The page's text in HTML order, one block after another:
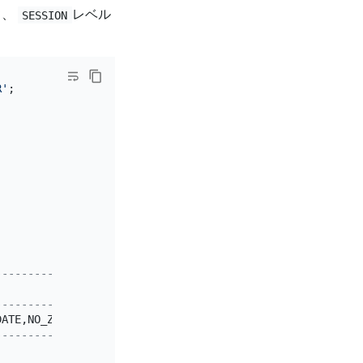
SESSION レベル
;